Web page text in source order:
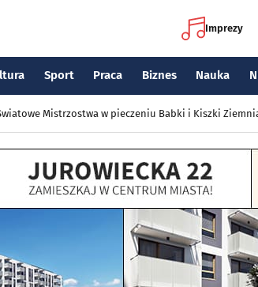
Imprezy
Sport Praca Biznes Nauka
Mistrzostwa w pieczeniu Babki i Kiszki